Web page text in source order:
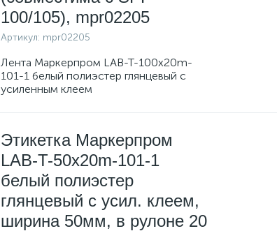
100/105), mpr02205
Артикул: mpr02205
Лента Маркерпром LAB-T-100x20m-
101-1 белый полиэстер глянцевый с
усиленным клеем
Этикетка Маркерпром
LAB-T-50x20m-101-1
белый полиэстер
глянцевый с усил. клеем,
ширина 50мм, в рулоне 20